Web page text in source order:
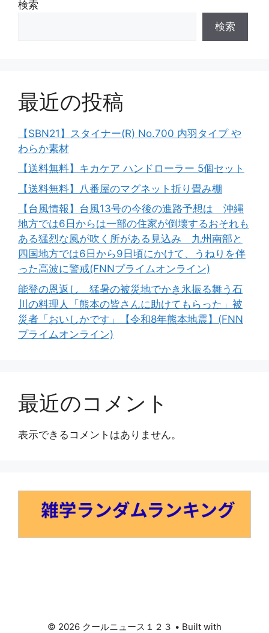
検索
検索
最近の投稿
【SBN21】スタイナー(R) No.700 内羽タイプ や
わらか素材
【送料無料】キカケア ハンドローラー 5個セット
【送料無料】八番屋のマグネット折り畳み棚
【台風情報】台風13号の今後の進路予想は 沖縄
地方では6日からは一部の住家が倒壊するおそれも
ある猛烈な風が吹く所がある見込み 九州南部と
四国地方では6日から9日頃にかけて、うねりを伴
った高波に警戒(FNNプライムオンライン)
能登の恩返し 猛暑の被災地でかき氷振る舞う石
川の料理人「熊本の皆さんに助けてもらった」被
災者「おいしかです」【令和8年熊本地震】(FNN
プライムオンライン)
最近のコメント
表示できるコメントはありません。
© 2026 クールニュース１２３ • Built with